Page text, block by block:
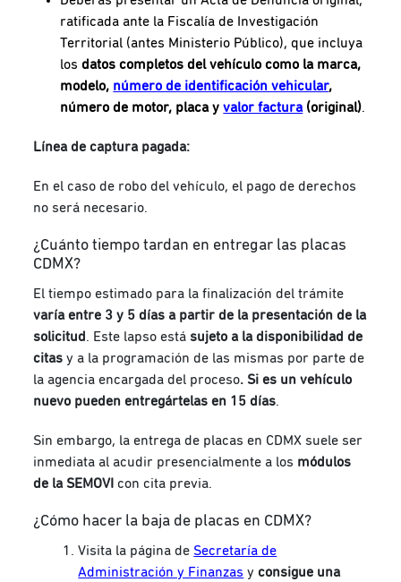
ratificada ante la Fiscalía de Investigación
Territorial (antes Ministerio Público), que incluya
losdatos completos del vehículo como la marca,
modelo, número de identificación vehicular,
número de motor, placa yvalor factura(original).
Línea de captura pagada:
En el caso de robo del vehículo, el pago de derechos
no será necesario.
¿Cuánto tiempo tardan en entregar las placas
CDMX?
El tiempo estimado para la finalización del trámite
varía entre 3 y 5 días a partir de la presentación de la
solicitud. Este lapso estásujeto a la disponibilidad de
citas y a la programación de las mismas por parte de
la agencia encargada del proceso. Si es un vehículo
nuevo pueden entregártelas en 15 días.
Sin embargo, la entrega de placas en CDMX suele ser
inmediata al acudir presencialmente a los módulos
de la SEMOVI con cita previa.
¿Cómo hacer la baja de placas en CDMX?
Visita la página de Secretaría de
Administración y Finanzas y consigue una